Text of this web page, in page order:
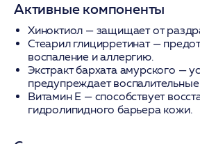
Активные компоненты
Хиноктиол — защищает от
Стеарил глицирретинат—
воспаление и аллергию.
Экстракт бархата амурского —
предупреждает
Витамин Е — способствует
гидролипидного барьера кожи.